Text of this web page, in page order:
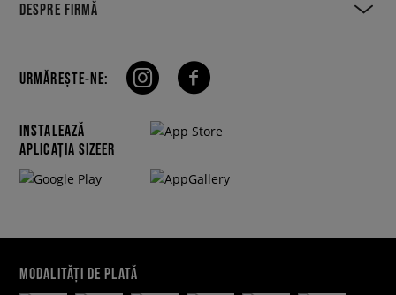
DESPRE FIRMĂ
URMĂREȘTE-NE:
INSTALEAZĂ
APLICAȚIA SIZEER
MODALITĂȚI DE PLATĂ